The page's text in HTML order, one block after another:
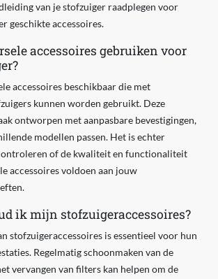
van je stofzuiger raadplegen voor
geschikte accessoires.
accessoires gebruiken voor
accessoires beschikbaar die met
kunnen worden gebruikt. Deze
ontworpen met aanpasbare bevestigingen,
modellen passen. Het is echter
of de kwaliteit en functionaliteit
accessoires voldoen aan jouw
ik mijn stofzuigeraccessoires?
stofzuigeraccessoires is essentieel voor hun
Regelmatig schoonmaken van de
vervangen van filters kan helpen om de